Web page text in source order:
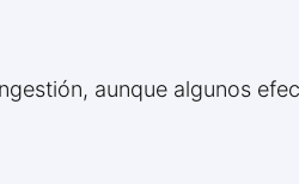
aunque algunos